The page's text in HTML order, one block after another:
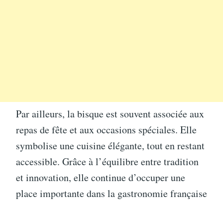
Par ailleurs, la bisque est souvent associée aux
repas de fête et aux occasions spéciales. Elle
symbolise une cuisine élégante, tout en restant
accessible. Grâce à l’équilibre entre tradition
et innovation, elle continue d’occuper une
place importante dans la gastronomie française